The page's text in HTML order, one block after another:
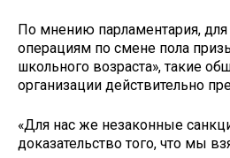
По мнению парламентария,
операциям по смене пола
школьного возраста», такие
организации действительно
«Для нас же незаконные
доказательство того, что мы